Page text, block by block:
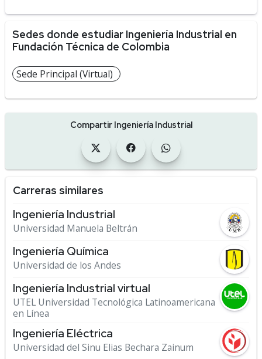
Sedes donde estudiar Ingeniería Industrial en
Fundación Técnica de Colombia
Sede Principal (Virtual)
Compartir Ingeniería Industrial
Carreras similares
Ingeniería Industrial
Universidad Manuela Beltrán
Ingeniería Química
Universidad de los Andes
Ingeniería Industrial virtual
UTEL Universidad Tecnológica Latinoamericana
en Línea
Ingeniería Eléctrica
Universidad del Sinu Elias Bechara Zainum